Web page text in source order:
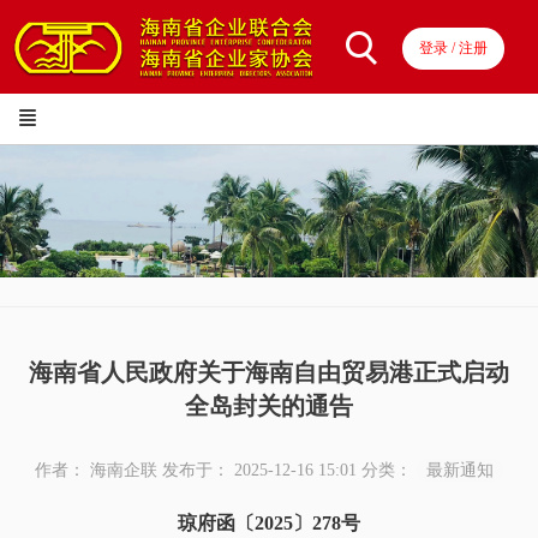
登录 / 注册
海南省人民政府关于海南自由贸易港正式启动
全岛封关的通告
作者： 海南企联 发布于： 2025-12-16 15:01 分类： 最新通知
琼府函〔2025〕278号